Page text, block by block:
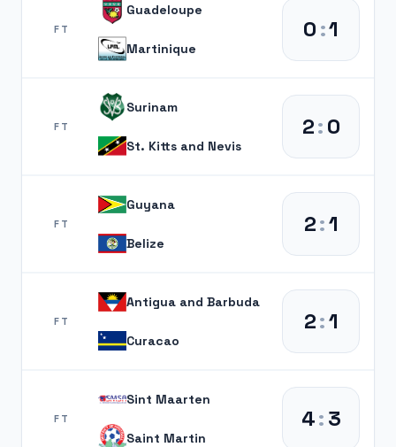
FT
Guadeloupe
Martinique
0:1
FT
Surinam
St. Kitts and Nevis
2:0
FT
Guyana
Belize
2:1
FT
Antigua and Barbuda
Curacao
2:1
FT
Sint Maarten
Saint Martin
4:3